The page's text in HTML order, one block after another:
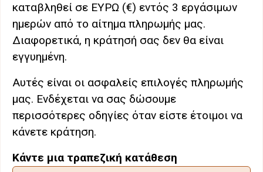
καταβληθεί σε ΕΥΡΩ (€) εντός 3 εργάσιμων
ημερών από το αίτημα πληρωμής μας.
Διαφορετικά, η κράτησή σας δεν θα είναι
εγγυημένη.
Αυτές είναι οι ασφαλείς επιλογές πληρωμής
μας. Ενδέχεται να σας δώσουμε
περισσότερες οδηγίες όταν είστε έτοιμοι να
κάνετε κράτηση.
Κάντε μια τραπεζική κατάθεση